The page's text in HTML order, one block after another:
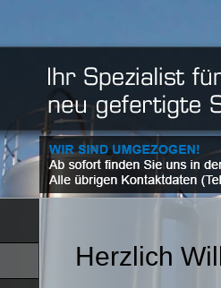
Herzlich